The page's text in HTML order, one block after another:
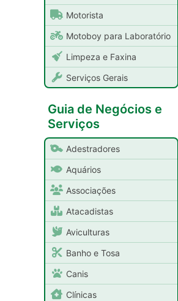
Motorista
Motoboy para Laboratório
Limpeza e Faxina
Serviços Gerais
Guia de Negócios e
Serviços
Adestradores
Aquários
Associações
Atacadistas
Aviculturas
Banho e Tosa
Canis
Clínicas